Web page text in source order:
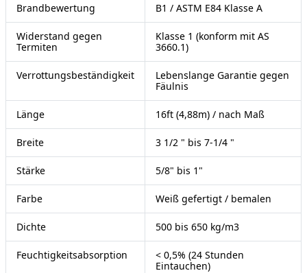
Brandbewertung B1 / ASTM E84 Klasse A
Widerstand gegen
Termiten
Klasse 1 (konform mit AS
3660.1)
Verrottungsbeständigkeit
Lebenslange Garantie gegen
Fäulnis
Länge 16ft (4,88m) / nach Maß
Breite 3 1/2 " bis 7-1/4 "
Stärke 5/8" bis 1"
Farbe Weiß gefertigt / bemalen
Dichte 500 bis 650 kg/m3
Feuchtigkeitsabsorption
< 0,5% (24 Stunden
Eintauchen)